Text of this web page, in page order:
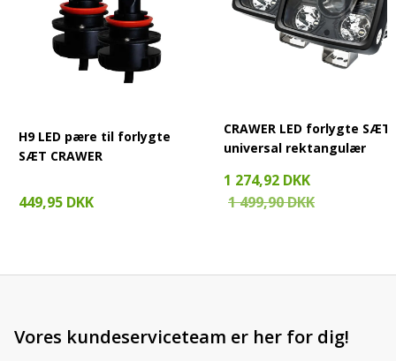
H9 LED pære til forlygte
SÆT CRAWER
449,95 DKK
CRAWER LED forlygte SÆT
universal rektangulær
1 274,92 DKK
1 499,90 DKK
Vores kundeserviceteam er her for dig!